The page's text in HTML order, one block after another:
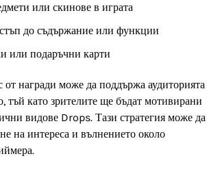
или скинове в играта
до съдържание или функции
или подаръчни карти
от награди може да поддържа аудиторията
тъй като зрителите ще бъдат мотивирани
видове Drops. Тази стратегия може да
на интереса и вълнението около